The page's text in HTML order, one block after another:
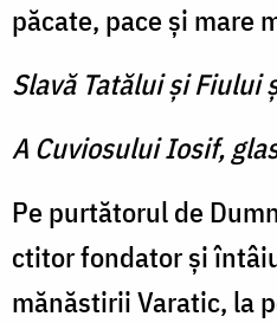
păcate, pace şi mare
Slavă Tatălui şi Fiului
A Cuviosului Iosif,
Pe purtătorul de
ctitor fondator şi
mănăstirii Varatic, la